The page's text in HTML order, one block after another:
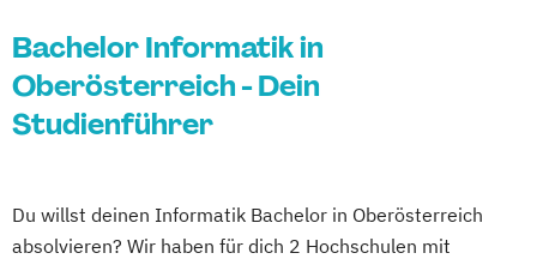
Bachelor Informatik in
Oberösterreich - Dein
Studienführer
Du willst deinen Informatik Bachelor in Oberösterreich
absolvieren? Wir haben für dich 2 Hochschulen mit